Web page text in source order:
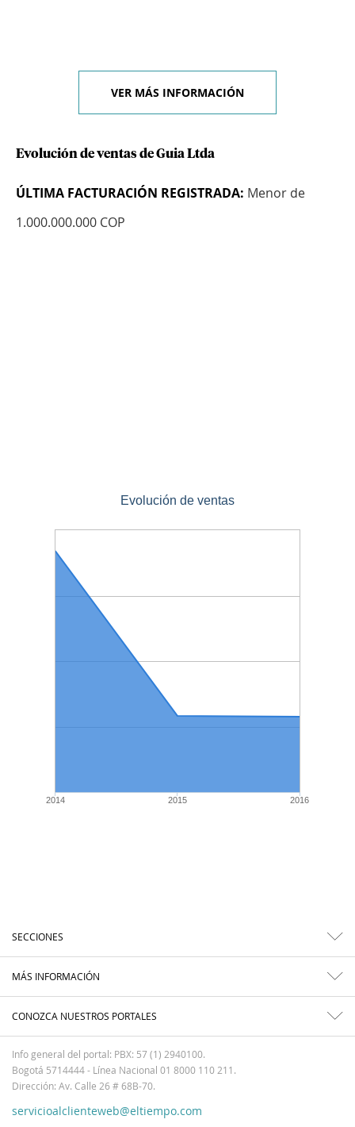
VER MÁS INFORMACIÓN
Evolución de ventas de Guia Ltda
ÚLTIMA FACTURACIÓN REGISTRADA: Menor de
1.000.000.000 COP
Evolución de ventas
2014 2015 2016
SECCIONES
MÁS INFORMACIÓN
CONOZCA NUESTROS PORTALES
Info general del portal: PBX: 57 (1) 2940100.
Bogotá 5714444 - Línea Nacional 01 8000 110 211.
Dirección: Av. Calle 26 # 68B-70.
servicioalclienteweb@eltiempo.com